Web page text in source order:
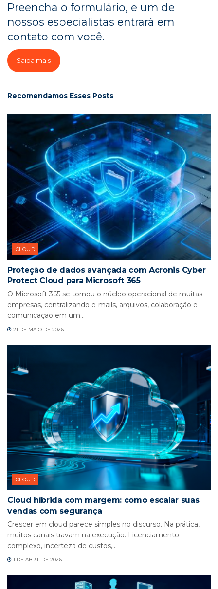
Preencha o formulário, e um de
nossos especialistas entrará em
contato com você.
Saiba mais
Recomendamos Esses Posts
CLOUD
Proteção de dados avançada com Acronis Cyber
Protect Cloud para Microsoft 365
O Microsoft 365 se tornou o núcleo operacional de muitas
empresas, centralizando e-mails, arquivos, colaboração e
comunicação em um...
21 DE MAIO DE 2026
CLOUD
Cloud híbrida com margem: como escalar suas
vendas com segurança
Crescer em cloud parece simples no discurso. Na prática,
muitos canais travam na execução. Licenciamento
complexo, incerteza de custos,...
1 DE ABRIL DE 2026